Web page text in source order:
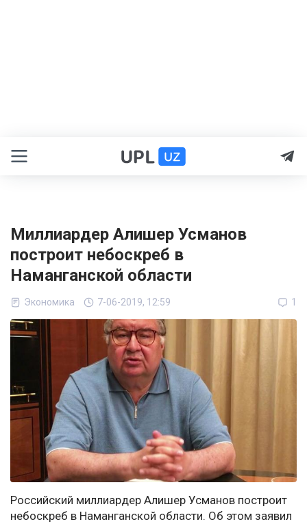
Миллиардер Алишер Усманов
построит небоскреб в
Наманганской области
Экономика 7-06-2019, 12:59 1
Российский миллиардер Алишер Усманов построит
небоскреб в Наманганской области. Об этом заявил